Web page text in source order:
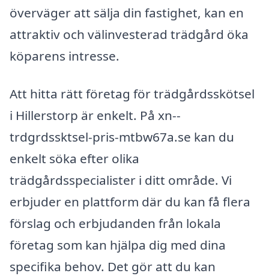
överväger att sälja din fastighet, kan en
attraktiv och välinvesterad trädgård öka
köparens intresse.
Att hitta rätt företag för trädgårdsskötsel
i Hillerstorp är enkelt. På xn--
trdgrdssktsel-pris-mtbw67a.se kan du
enkelt söka efter olika
trädgårdsspecialister i ditt område. Vi
erbjuder en plattform där du kan få flera
förslag och erbjudanden från lokala
företag som kan hjälpa dig med dina
specifika behov. Det gör att du kan